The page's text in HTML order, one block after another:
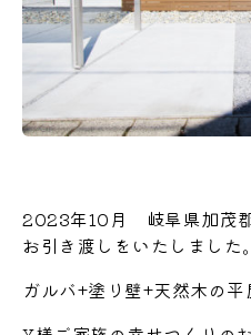
2023年10月 岐阜県加茂
お引き渡しをいたしました。
ガルバ+塗り壁+天然木の平